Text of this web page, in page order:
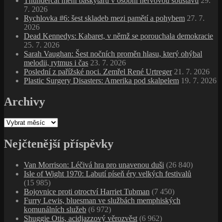
7. 2026
Rychlovka #6: šest skladeb mezi pamětí a pohybem 27. 7.
2026
Dead Kennedys: Kabaret, v němž se porouchala demokracie
25. 7. 2026
Sarah Vaughan: Šest nočních proměn hlasu, který ohýbal
melodii, rytmus i čas 23. 7. 2026
Poslední z pařížské noci. Zemřel René Urtreger 21. 7. 2026
Plastic Surgery Disasters: Amerika pod skalpelem 19. 7. 2026
Archivy
Archivy
Nejčtenější příspěvky
Van Morrison: Léčivá hra pro unavenou duši (26 840)
Isle of Wight 1970: Labutí píseň éry velkých festivalů
(15 985)
Bojovnice proti otroctví Harriet Tubman (7 450)
Furry Lewis, bluesman ve službách memphiských
komunálních služeb (6 972)
Shuggie Otis, acidjazzový věrozvěst (6 962)